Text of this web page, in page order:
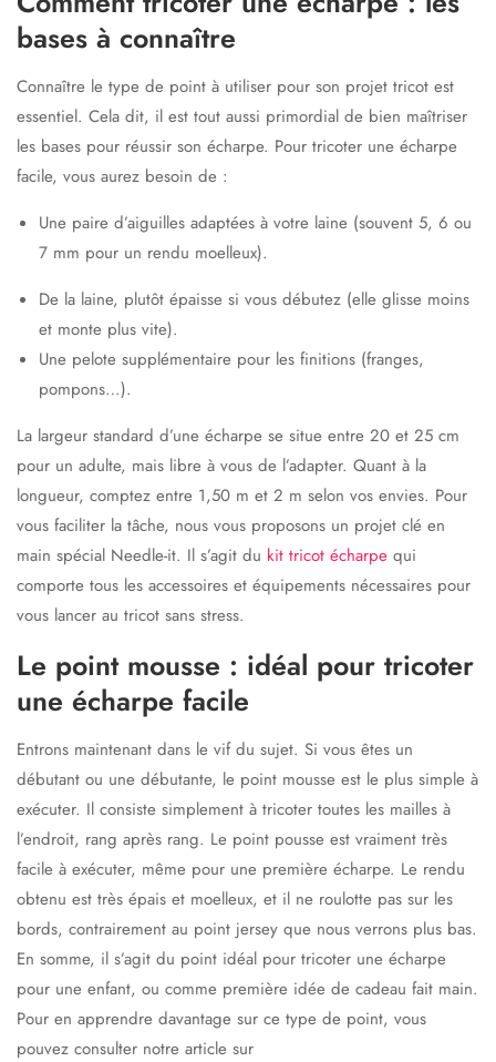
bases à connaître
Connaître le type de point à utiliser pour son projet tricot est
essentiel. Cela dit, il est tout aussi primordial de bien maîtriser
les bases pour réussir son écharpe. Pour tricoter une écharpe
facile, vous aurez besoin de :
Une paire d’aiguilles adaptées à votre laine (souvent 5, 6 ou
7 mm pour un rendu moelleux).
De la laine, plutôt épaisse si vous débutez (elle glisse moins
et monte plus vite).
Une pelote supplémentaire pour les finitions (franges,
pompons…).
La largeur standard d’une écharpe se situe entre 20 et 25 cm
pour un adulte, mais libre à vous de l’adapter. Quant à la
longueur, comptez entre 1,50 m et 2 m selon vos envies. Pour
vous faciliter la tâche, nous vous proposons un projet clé en
main spécial Needle-it. Il s’agit du kit tricot écharpe qui
comporte tous les accessoires et équipements nécessaires pour
vous lancer au tricot sans stress.
Le point mousse : idéal pour tricoter
une écharpe facile
Entrons maintenant dans le vif du sujet. Si vous êtes un
débutant ou une débutante, le point mousse est le plus simple à
exécuter. Il consiste simplement à tricoter toutes les mailles à
l’endroit, rang après rang. Le point pousse est vraiment très
facile à exécuter, même pour une première écharpe. Le rendu
obtenu est très épais et moelleux, et il ne roulotte pas sur les
bords, contrairement au point jersey que nous verrons plus bas.
En somme, il s’agit du point idéal pour tricoter une écharpe
pour une enfant, ou comme première idée de cadeau fait main.
Pour en apprendre davantage sur ce type de point, vous
pouvez consulter notre article sur